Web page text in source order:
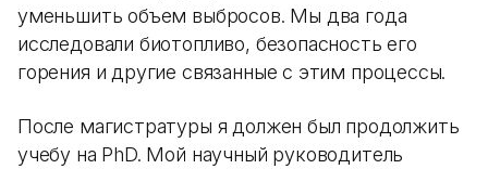
уменьшить объем выбросов. Мы два года
исследовали биотопливо, безопасность его
горения и другие связанные с этим процессы.
После магистратуры я должен был продолжить
учебу на PhD. Мой научный руководитель